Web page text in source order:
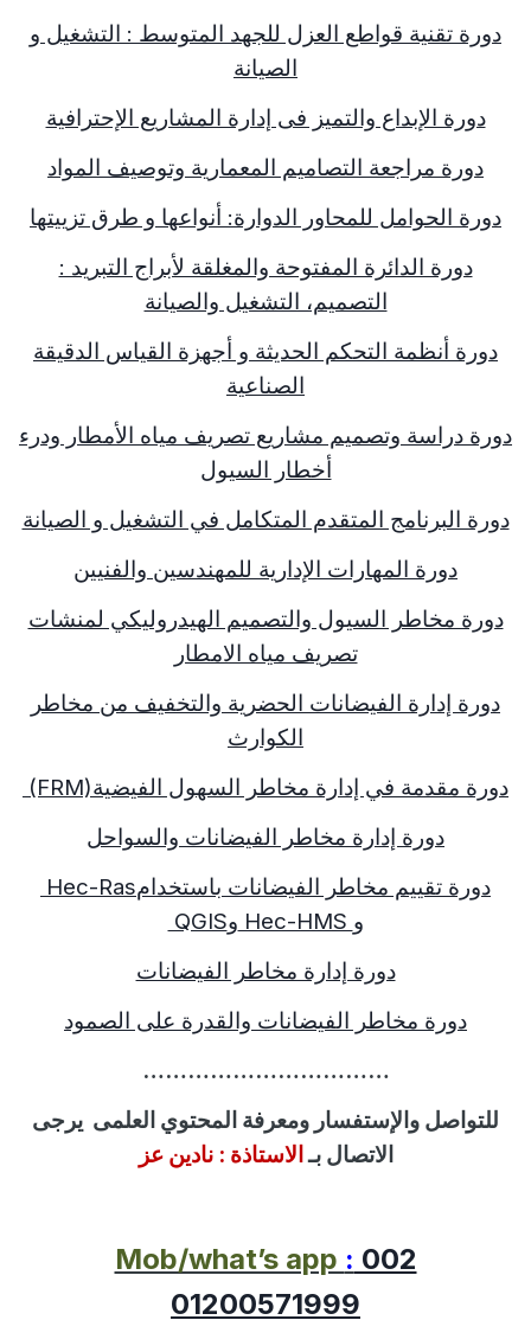
دورة تقنية قواطع العزل للجهد المتوسط : التشغيل و
الصيانة
دورة الإبداع والتميز فى إدارة المشاريع الإحترافية
دورة مراجعة التصاميم المعمارية وتوصيف المواد
دورة الحوامل للمحاور الدوارة: أنواعها و طرق تزييتها
دورة الدائرة المفتوحة والمغلقة لأبراج التبريد :
التصميم، التشغيل والصيانة
دورة أنظمة التحكم الحديثة و أجهزة القياس الدقيقة
الصناعية
دورة دراسة وتصميم مشاريع تصريف مياه الأمطار ودرء
أخطار السيول
دورة البرنامج المتقدم المتكامل في التشغيل و الصيانة
دورة المهارات الإدارية للمهندسين والفنيين
دورة مخاطر السيول والتصميم الهيدروليكي لمنشات
تصريف مياه الامطار
دورة إدارة الفيضانات الحضرية والتخفيف من مخاطر
الكوارث
دورة مقدمة في إدارة مخاطر السهول الفيضية(FRM)
دورة إدارة مخاطر الفيضانات والسواحل
دورة تقييم مخاطر الفيضانات باستخدامHec-Ras
وHec-HMS وQGIS
دورة إدارة مخاطر الفيضانات
دورة مخاطر الفيضانات والقدرة على الصمود
……………………………
للتواصل والإستفسار ومعرفة المحتوي العلمى
يرجى
الاتصال بـالاستاذة : نادين عز
Mob/what’s app: 002
01200571999